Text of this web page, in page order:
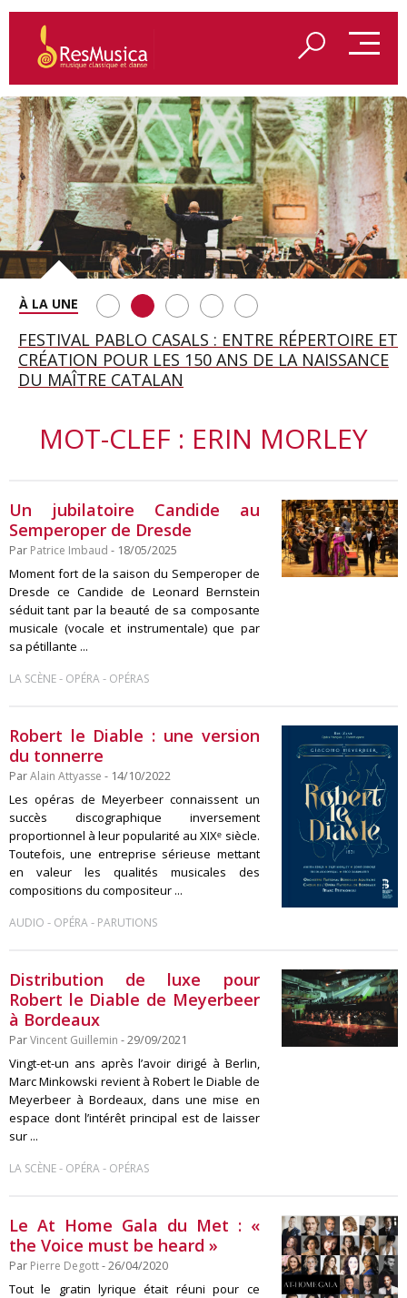
SAINT FRANÇOIS D’ASSISE À SALZBOURG, UNE
SOIRÉE IMMENSE PORTÉE PAR ROMEO
CASTELLUCCI ET MAXIME PASCAL
FESTIVAL PABLO CASALS : ENTRE RÉPERTOIRE ET
CRÉATION POUR LES 150 ANS DE LA NAISSANCE
DU MAÎTRE CATALAN
A BAYREUTH, LE 150E ANNIVERSAIRE DU RING
WAGNÉRIEN GÉNÉRÉ PAR L’IA
BETSY JOLAS FÊTE SON CENTIÈME
ANNIVERSAIRE
GEORGE BENJAMIN : « MES PARENTS AVAIENT
CETTE EXIGENCE DE L’OBJET CISELÉ »
MOT-CLEF : ERIN MORLEY
Un jubilatoire Candide au
Semperoper de Dresde
Par Patrice Imbaud - 18/05/2025
Moment fort de la saison du Semperoper de
Dresde ce Candide de Leonard Bernstein
séduit tant par la beauté de sa composante
musicale (vocale et instrumentale) que par
sa pétillante ...
LA SCÈNE- OPÉRA- OPÉRAS
Robert le Diable : une version
du tonnerre
ParAlain Attyasse - 14/10/2022
Les opéras de Meyerbeer connaissent un
succès discographique inversement
proportionnel à leur popularité au XIXᵉ siècle.
Toutefois, une entreprise sérieuse mettant
en valeur les qualités musicales des
compositions du compositeur ...
AUDIO - OPÉRA- PARUTIONS
Distribution de luxe pour
Robert le Diable de Meyerbeer
à Bordeaux
ParVincent Guillemin - 29/09/2021
Vingt-et-un ans après l’avoir dirigé à Berlin,
Marc Minkowski revient à Robert le Diable de
Meyerbeer à Bordeaux, dans une mise en
espace dont l’intérêt principal est de laisser
sur ...
LA SCÈNE- OPÉRA- OPÉRAS
Le At Home Gala du Met : «
the Voice must be heard »
Par Pierre Degott- 26/04/2020
Tout le gratin lyrique était réuni pour ce